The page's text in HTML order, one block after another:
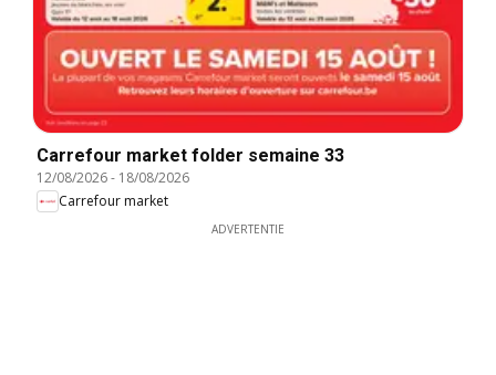
Carrefour market folder semaine 33
12/08/2026- 18/08/2026
Carrefour market
ADVERTENTIE